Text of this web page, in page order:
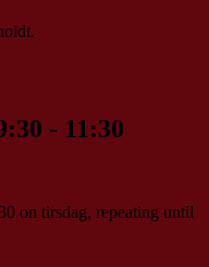
- 11:30
on tirsdag, repeating until